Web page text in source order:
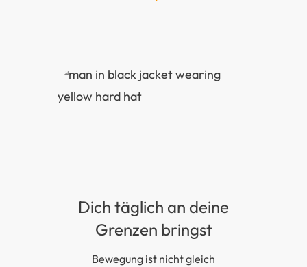
Dich täglich an deine
Grenzen bringst
Bewegung ist nicht gleich